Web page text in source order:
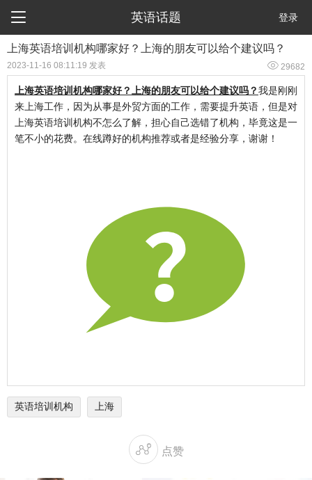
 英语话题 登录
上海英语培训机构哪家好？上海的朋友可以给个建议吗？
2023-11-16 08:11:19 发表  29682
上海英语培训机构哪家好？上海的朋友可以给个建议吗？我是刚刚
来上海工作，因为从事是外贸方面的工作，需要提升英语，但是对
上海英语培训机构不怎么了解，担心自己选错了机构，毕竟这是一
笔不小的花费。在线蹲好的机构推荐或者是经验分享，谢谢！
英语培训机构 上海
 点赞